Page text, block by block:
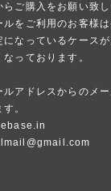
ご購入をお願い致し
ルをご利用のお客様
になっているケース
っております。
アドレスからのメ
。